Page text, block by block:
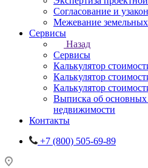
Согласование и
Межевание земельных
Сервисы
Назад
Сервисы
Калькулятор
Калькулятор
Калькулятор
Выписка об основных
недвижимости
Контакты
+7 (800) 505-69-89